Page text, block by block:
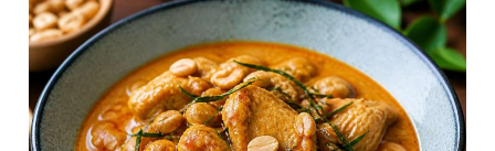
pour cuisiner. Mélanger
des soupes chaudes, du
café, préparer votre riz
frit, des currys et
d'autres plats. Manger
des céréales, du riz, des
brûlerez pas la main
pendant la cuisson!
BEAUTIFUL DESIGN &
UNIQUE WOOD GRAIN:
Design confortable avec
des motifs de grains